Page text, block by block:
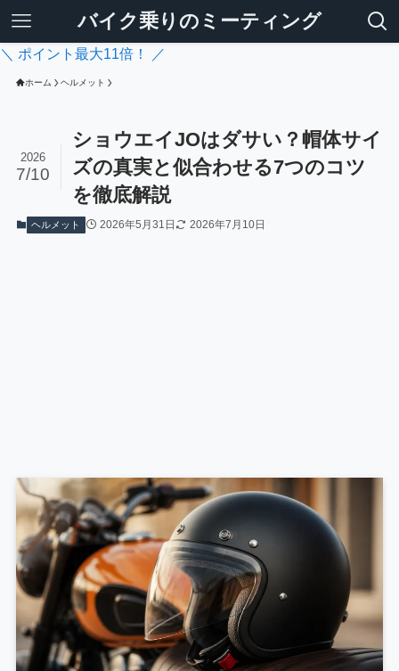
バイク乗りのミーティング
＼ ポイント最大11倍！ ／
ホーム ヘルメット
ショウエイJOはダサい？帽体サイ
ズの真実と似合わせる7つのコツ
を徹底解説
2026
7/10
ヘルメット 2026年5月31日 2026年7月10日